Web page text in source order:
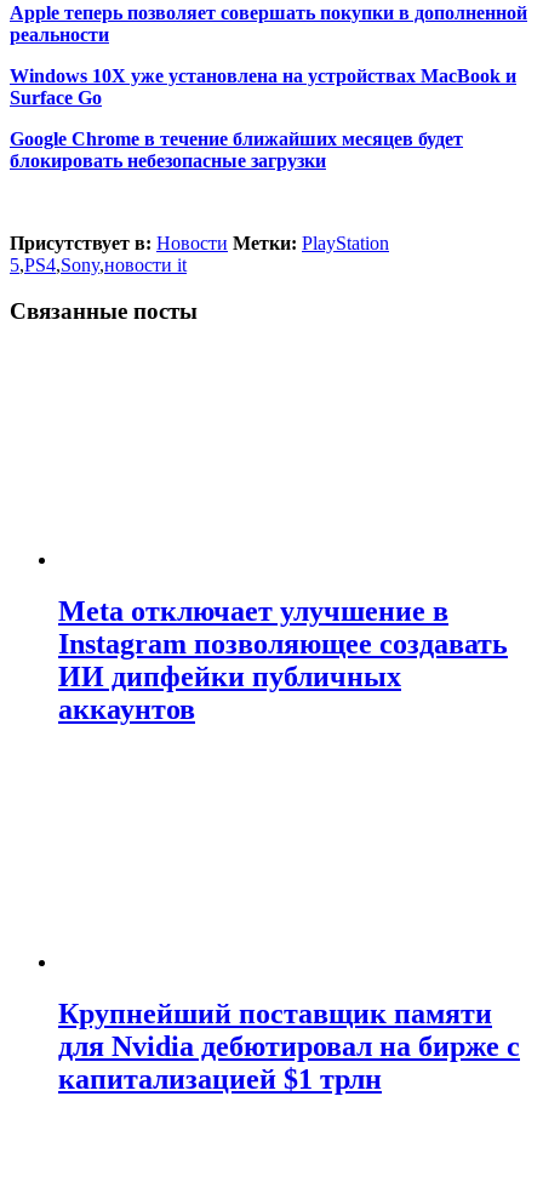
Apple теперь позволяет совершать покупки в дополненной
реальности
Windows 10X уже установлена на устройствах MacBook и
Surface Go
Google Chrome в течение ближайших месяцев будет
блокировать небезопасные загрузки
Присутствует в: Новости Метки: PlayStation
5,PS4,Sony,новости it
Связанные посты
Meta отключает улучшение в
Instagram позволяющее создавать
ИИ дипфейки публичных
аккаунтов
Крупнейший поставщик памяти
для Nvidia дебютировал на бирже с
капитализацией $1 трлн